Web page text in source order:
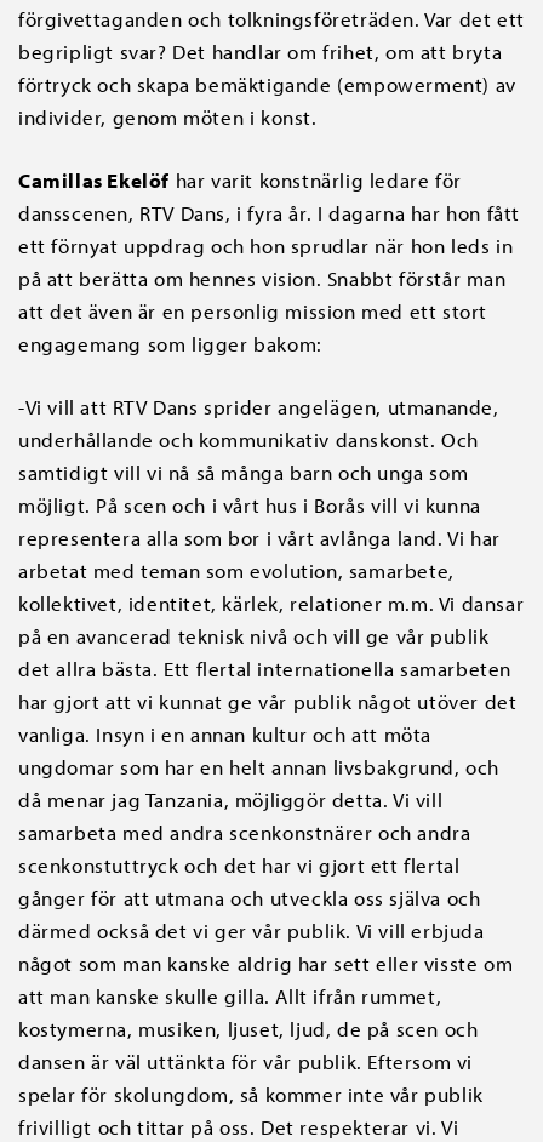
förgivettaganden och tolkningsföreträden. Var det ett
begripligt svar? Det handlar om frihet, om att bryta
förtryck och skapa bemäktigande (empowerment) av
individer, genom möten i konst.
Camillas Ekelöf har varit konstnärlig ledare för
dansscenen, RTV Dans, i fyra år. I dagarna har hon fått
ett förnyat uppdrag och hon sprudlar när hon leds in
på att berätta om hennes vision. Snabbt förstår man
att det även är en personlig mission med ett stort
engagemang som ligger bakom:
-Vi vill att RTV Dans sprider angelägen, utmanande,
underhållande och kommunikativ danskonst. Och
samtidigt vill vi nå så många barn och unga som
möjligt. På scen och i vårt hus i Borås vill vi kunna
representera alla som bor i vårt avlånga land. Vi har
arbetat med teman som evolution, samarbete,
kollektivet, identitet, kärlek, relationer m.m. Vi dansar
på en avancerad teknisk nivå och vill ge vår publik
det allra bästa. Ett flertal internationella samarbeten
har gjort att vi kunnat ge vår publik något utöver det
vanliga. Insyn i en annan kultur och att möta
ungdomar som har en helt annan livsbakgrund, och
då menar jag Tanzania, möjliggör detta. Vi vill
samarbeta med andra scenkonstnärer och andra
scenkonstuttryck och det har vi gjort ett flertal
gånger för att utmana och utveckla oss själva och
därmed också det vi ger vår publik. Vi vill erbjuda
något som man kanske aldrig har sett eller visste om
att man kanske skulle gilla. Allt ifrån rummet,
kostymerna, musiken, ljuset, ljud, de på scen och
dansen är väl uttänkta för vår publik. Eftersom vi
spelar för skolungdom, så kommer inte vår publik
frivilligt och tittar på oss. Det respekterar vi. Vi